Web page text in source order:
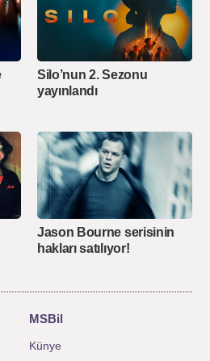
Silo’nun 2. Sezonu
yayınlandı
Jason Bourne serisinin
hakları satılıyor!
MSBil
Künye